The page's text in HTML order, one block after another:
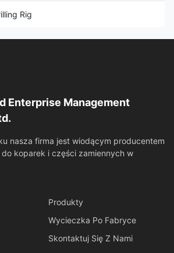
Rig
Enterprise Management
nasza firma jest wiodącym producentem
koparek i części zamiennych w
Produkty
Wycieczka Po Fabryce
Skontaktuj Się Z Nami